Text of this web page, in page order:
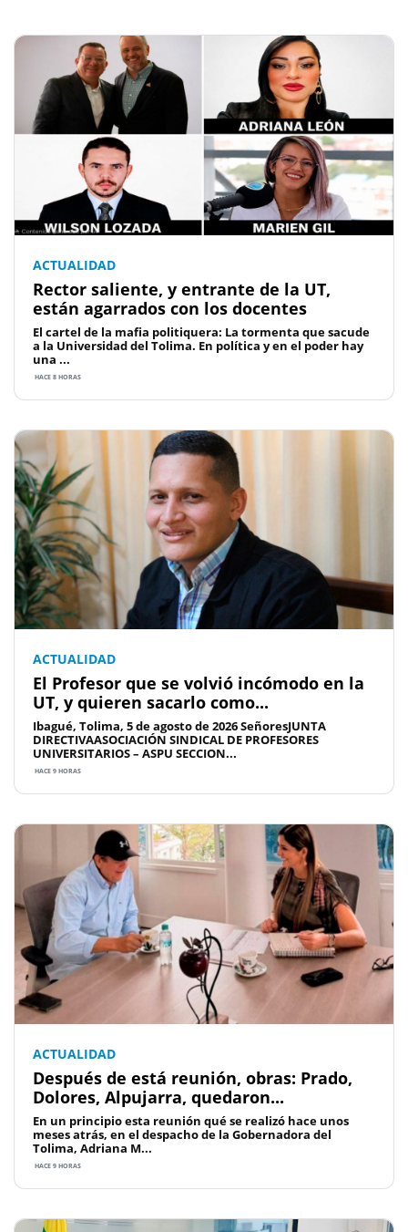
ACTUALIDAD
Rector saliente, y entrante de la UT,
están agarrados con los docentes
El cartel de la mafia politiquera: La tormenta que sacude
a la Universidad del Tolima. En política y en el poder hay
una ...
HACE 8 HORAS
ACTUALIDAD
El Profesor que se volvió incómodo en la
UT, y quieren sacarlo como...
Ibagué, Tolima, 5 de agosto de 2026 SeñoresJUNTA
DIRECTIVAASOCIACIÓN SINDICAL DE PROFESORES
UNIVERSITARIOS – ASPU SECCION...
HACE 9 HORAS
ACTUALIDAD
Después de está reunión, obras: Prado,
Dolores, Alpujarra, quedaron...
En un principio esta reunión qué se realizó hace unos
meses atrás, en el despacho de la Gobernadora del
Tolima, Adriana M...
HACE 9 HORAS